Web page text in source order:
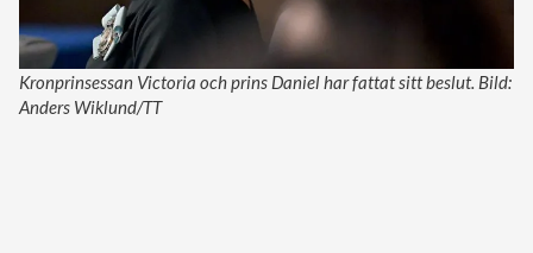
Kronprinsessan Victoria och prins Daniel har fattat sitt beslut. Bild:
Anders Wiklund/TT